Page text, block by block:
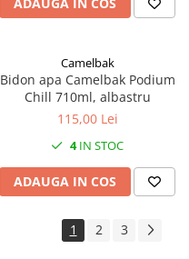
ADAUGA IN COS
Camelbak
Bidon apa Camelbak Podium
Chill 710ml, albastru
115,00 Lei
4IN STOC
ADAUGA IN COS
1 2 3